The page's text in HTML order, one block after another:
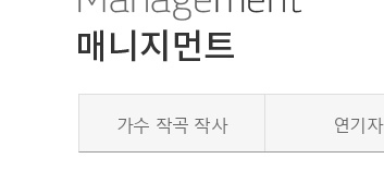
가수 작곡 작사 연기자